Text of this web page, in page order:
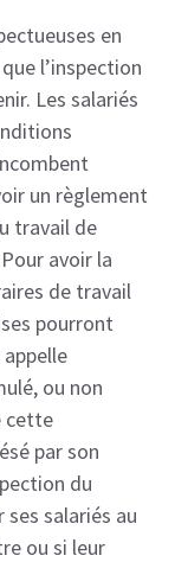
en
l’inspection
Les salariés
un règlement
travail de
avoir la
de travail
pourront
ou non
cette
par son
du
salariés au
ou si leur